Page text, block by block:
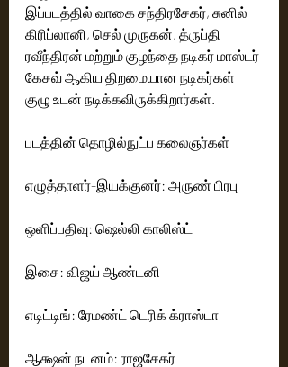
இப்படத்தில் வாகை சந்திரசேகர், சுனில்
கிரிப்லானி, செல் முருகன், த்ருப்தி
ரவீந்திரன் மற்றும் குழந்தை நடிகர் மாஸ்டர்
கேசவ் ஆகிய திறமையான நடிகர்கள்
குழு உடன் நடிக்கவிருக்கிறார்கள்.
படத்தின் தொழில்நுட்ப கலைஞர்கள்
எழுத்தாளர்-இயக்குனர்: அருண் பிரபு
ஒளிப்பதிவு: ஷெல்லி காலிஸ்ட்
இசை: விஜய் ஆண்டனி
எடிட்டிங்: ரேமண்ட் டெரிக் க்ராஸ்டா
ஆக்ஷன் நடனம்: ராஜசேகர்